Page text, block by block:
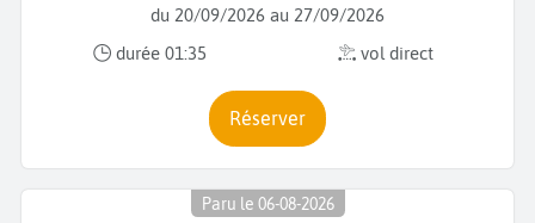
du 20/09/2026 au 27/09/2026
durée 01:35
vol direct
Réserver
Paru le 06-08-2026